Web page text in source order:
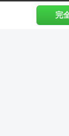
完